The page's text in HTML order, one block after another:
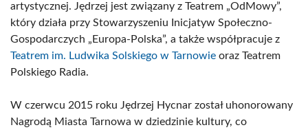
artystycznej. Jędrzej jest związany z Teatrem „OdMowy”,
który działa przy Stowarzyszeniu Inicjatyw Społeczno-
Gospodarczych „Europa-Polska”, a także współpracuje z
Teatrem im. Ludwika Solskiego w Tarnowie oraz Teatrem
Polskiego Radia.
W czerwcu 2015 roku Jędrzej Hycnar został uhonorowany
Nagrodą Miasta Tarnowa w dziedzinie kultury, co